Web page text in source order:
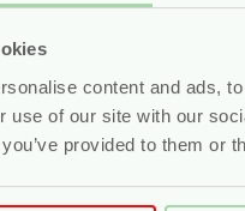
content and ads,
use of our site with our
provided to them or
Bekijken